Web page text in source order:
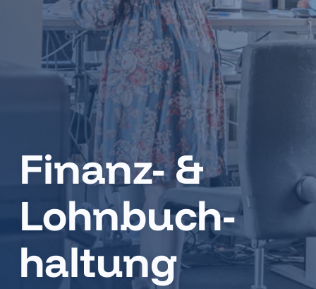
Finanz- &
Lohn­buch­
haltung